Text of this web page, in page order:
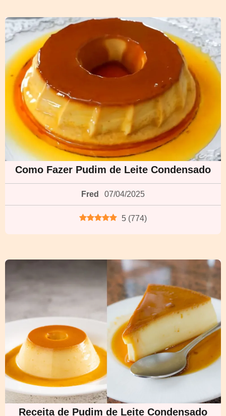
Como Fazer Pudim de Leite Condensado
Fred 07/04/2025
5 (774)
Receita de Pudim de Leite Condensado